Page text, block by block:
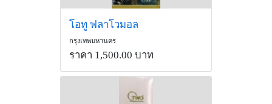
โอทู ฟลาโวมอล
กรุงเทพมหานคร
ราคา 1,500.00 บาท